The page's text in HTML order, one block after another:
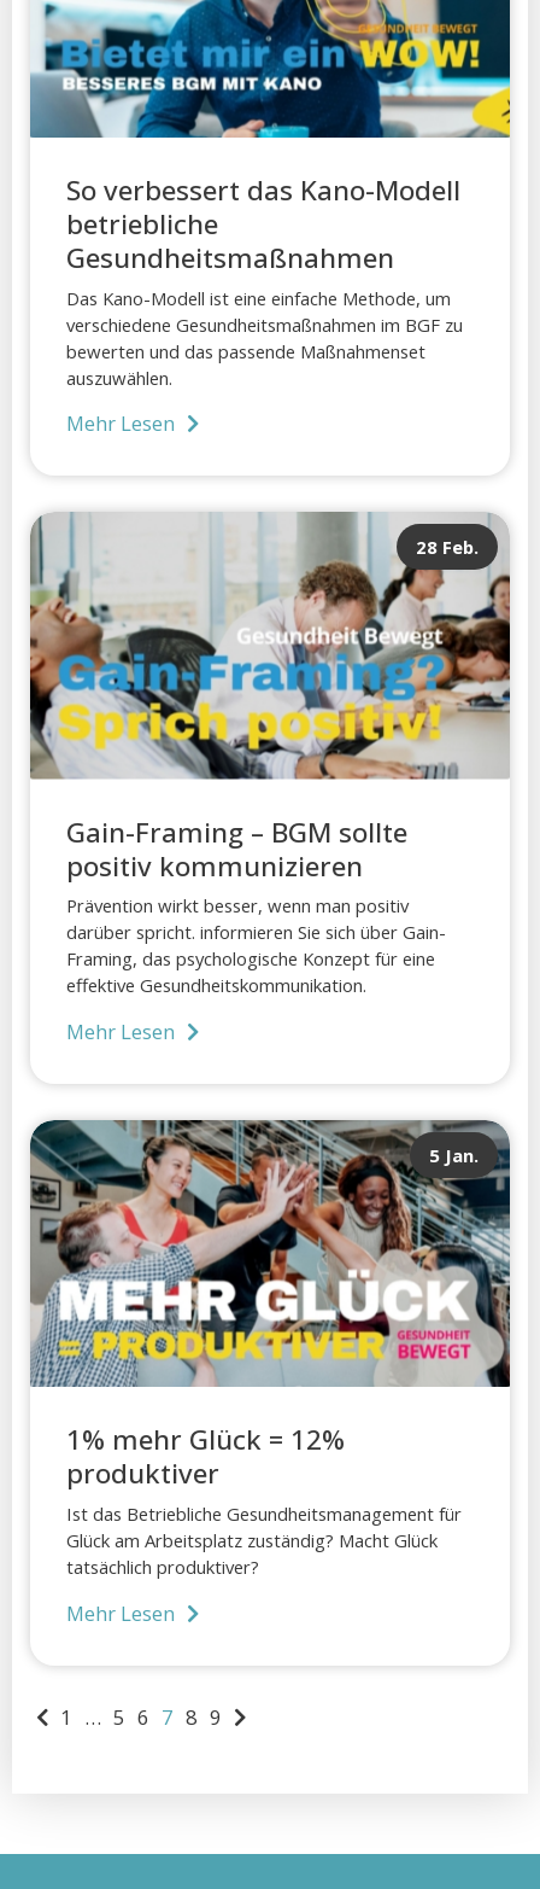
So verbessert das Kano-Modell
betriebliche
Gesundheitsmaßnahmen
Das Kano-Modell ist eine einfache Methode, um
verschiedene Gesundheitsmaßnahmen im BGF zu
bewerten und das passende Maßnahmenset
auszuwählen.
Mehr Lesen
28 Feb.
Gain-Framing – BGM sollte
positiv kommunizieren
Prävention wirkt besser, wenn man positiv
darüber spricht. informieren Sie sich über Gain-
Framing, das psychologische Konzept für eine
effektive Gesundheitskommunikation.
Mehr Lesen
5 Jan.
1% mehr Glück = 12%
produktiver
Ist das Betriebliche Gesundheitsmanagement für
Glück am Arbeitsplatz zuständig? Macht Glück
tatsächlich produktiver?
Mehr Lesen
1 … 5 6 7 8 9